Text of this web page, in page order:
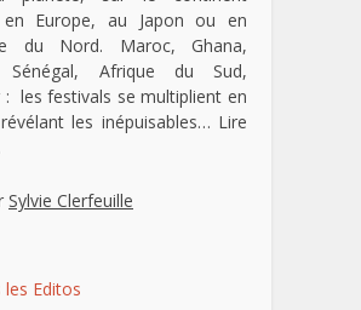
Europe, au Japon ou en
du Nord. Maroc, Ghana,
Sénégal, Afrique du Sud,
: les festivals se multiplient en
les inépuisables… Lire
Sylvie Clerfeuille
Editos